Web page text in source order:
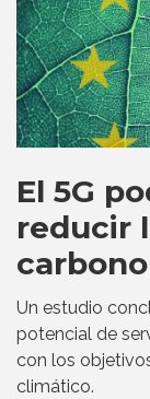
El 5G
reducir
carbono
Un estudio
potencial de
con los
climático.